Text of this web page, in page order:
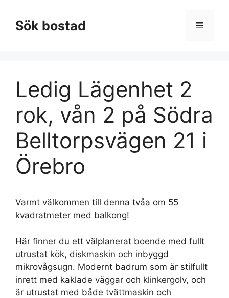
innehållSök bostad Meny
Ledig Lägenhet 2
rok, vån 2 på Södra
Belltorpsvägen 21 i
Örebro
Varmt välkommen till denna tvåa om 55
kvadratmeter med balkong!
Här finner du ett välplanerat boende med fullt
utrustat kök, diskmaskin och inbyggd
mikrovågsugn. Modernt badrum som är stilfullt
inrett med kaklade väggar och klinkergolv, och
är utrustat med både tvättmaskin och